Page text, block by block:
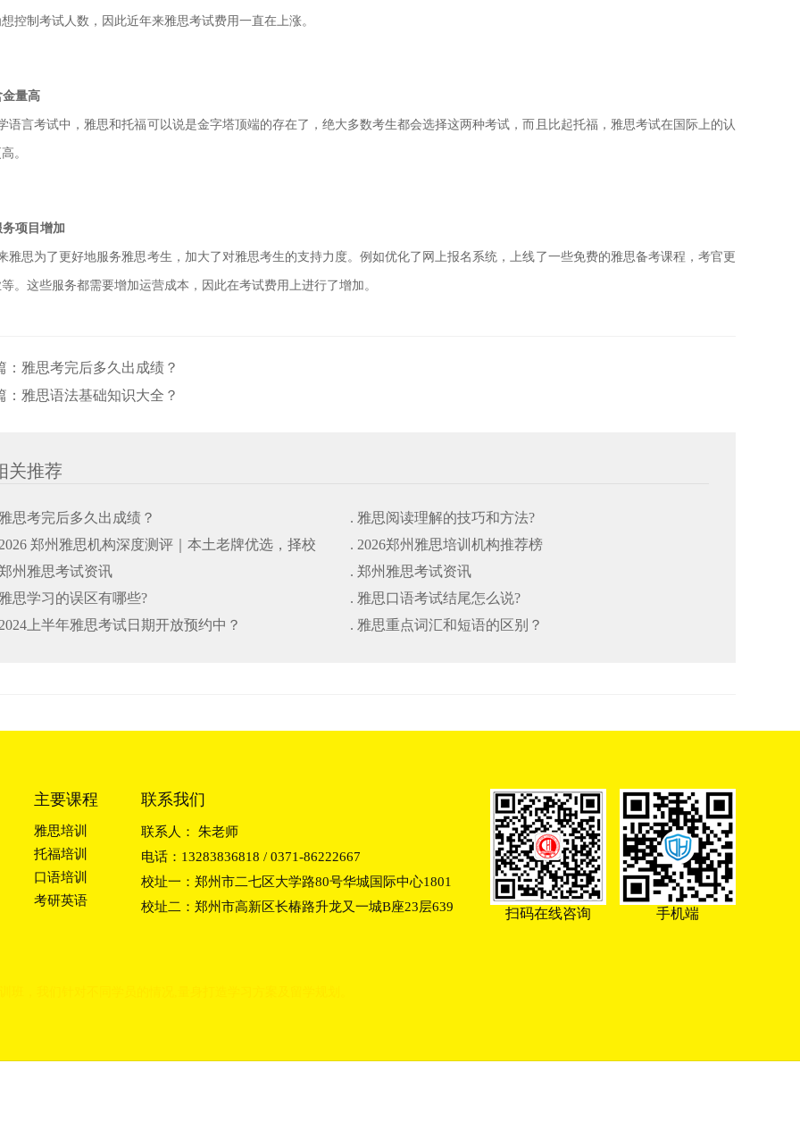
控制考试人数，因此近年来雅思考试费用一直在上涨。
金量高
语言考试中，雅思和托福可以说是金字塔顶端的存在了，绝大多数考生都会选择这两种考试，而且比起托福，雅思考试在国际上的认
。
项目增加
雅思为了更好地服务雅思考生，加大了对雅思考生的支持力度。例如优化了网上报名系统，上线了一些免费的雅思备考课程，考官更
。这些服务都需要增加运营成本，因此在考试费用上进行了增加。
： 雅思考完后多久出成绩？
雅思语法基础知识大全？
关推荐
思考完后多久出成绩？
. 雅思阅读理解的技巧和方法?
郑州雅思机构深度测评｜本土老牌优选，择校
坑干货指南
. 2026郑州雅思培训机构推荐榜
州雅思考试资讯
. 郑州雅思考试资讯
思学习的误区有哪些?
. 雅思口语考试结尾怎么说?
上半年雅思考试日期开放预约中？
. 雅思重点词汇和短语的区别？
主要课程
雅思培训
托福培训
口语培训
考研英语
联系我们
联系人： 朱老师
电话：13283836818 / 0371-86222667
校址一：郑州市二七区大学路80号华城国际中心1801
校址二：郑州市高新区长椿路升龙又一城B座23层639
扫码在线咨询 手机端